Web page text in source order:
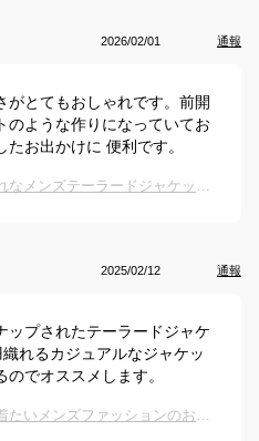
2026/02/01 通報
がとてもおしゃれです。前開
のような作りになっていてお
お出かけに 便利です。
春コーデにおすすめのおしゃれなメンズテーラードジャケットは？
2025/02/12 通報
ップされたテーラードジャケ
れるカジュアルなジャケッ
のでオススメします。
大阪に遊びに行く服装｜春に着たいメンズファッションのおすすめは？